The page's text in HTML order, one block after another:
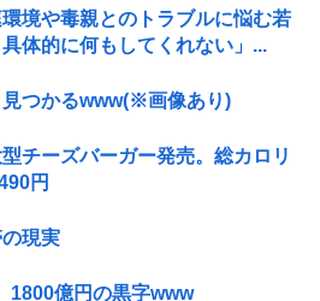
環境や毒親とのトラブルに悩む若
体的に何もしてくれない」...
見つかるwww(※画像あり)
チーズバーガー発売。総カロリ
円
現実
1800億円の黒字www